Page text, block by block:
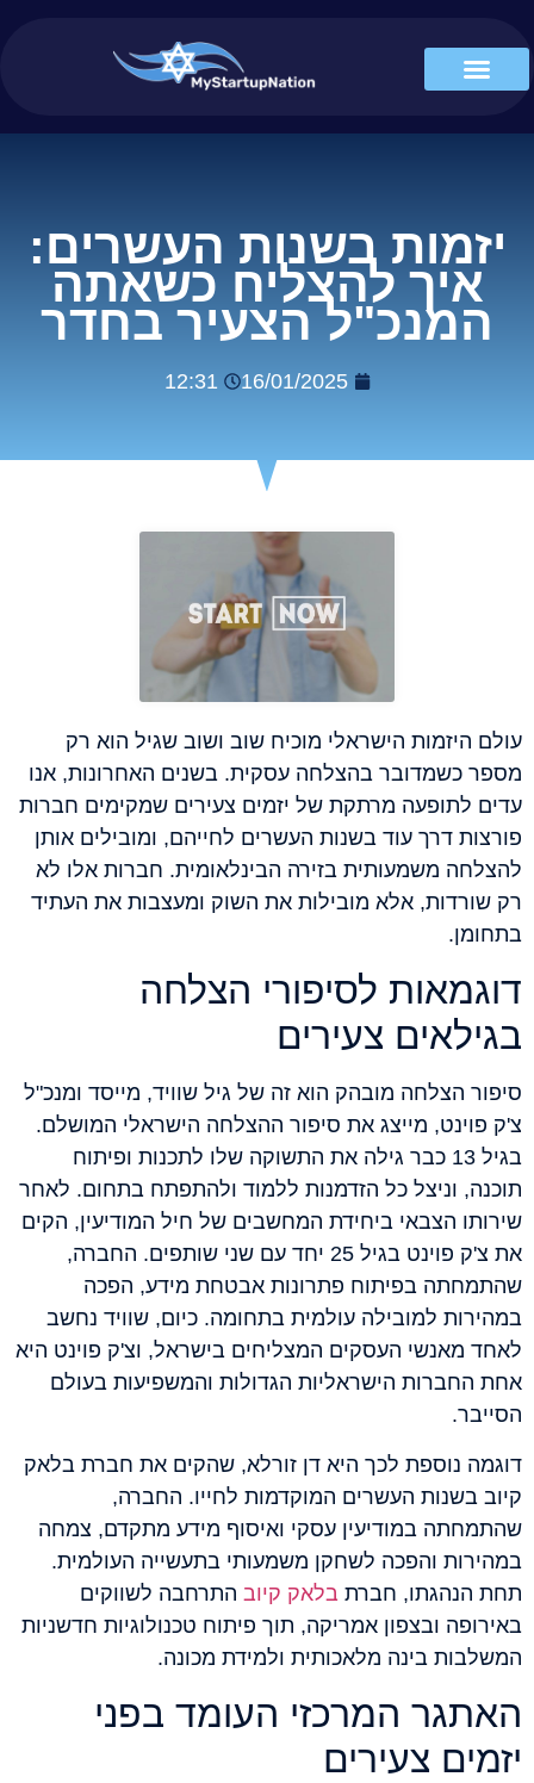
יזמות בשנות העשרים:
איך להצליח כשאתה
המנכ"ל הצעיר בחדר
16/01/2025
12:31
עולם היזמות הישראלי מוכיח שוב ושוב שגיל הוא רק
מספר כשמדובר בהצלחה עסקית. בשנים האחרונות, אנו
עדים לתופעה מרתקת של יזמים צעירים שמקימים חברות
פורצות דרך עוד בשנות העשרים לחייהם, ומובילים אותן
להצלחה משמעותית בזירה הבינלאומית. חברות אלו לא
רק שורדות, אלא מובילות את השוק ומעצבות את העתיד
בתחומן.
דוגמאות לסיפורי הצלחה
בגילאים צעירים
סיפור הצלחה מובהק הוא זה של גיל שוויד, מייסד ומנכ"ל
צ'ק פוינט, מייצג את סיפור ההצלחה הישראלי המושלם.
בגיל 13 כבר גילה את התשוקה שלו לתכנות ופיתוח
תוכנה, וניצל כל הזדמנות ללמוד ולהתפתח בתחום. לאחר
שירותו הצבאי ביחידת המחשבים של חיל המודיעין, הקים
את צ'ק פוינט בגיל 25 יחד עם שני שותפים. החברה,
שהתמחתה בפיתוח פתרונות אבטחת מידע, הפכה
במהירות למובילה עולמית בתחומה. כיום, שוויד נחשב
לאחד מאנשי העסקים המצליחים בישראל, וצ'ק פוינט היא
אחת החברות הישראליות הגדולות והמשפיעות בעולם
הסייבר.
דוגמה נוספת לכך היא דן זורלא, שהקים את חברת בלאק
קיוב בשנות העשרים המוקדמות לחייו. החברה,
שהתמחתה במודיעין עסקי ואיסוף מידע מתקדם, צמחה
במהירות והפכה לשחקן משמעותי בתעשייה העולמית.
תחת הנהגתו, חברת בלאק קיוב התרחבה לשווקים
באירופה ובצפון אמריקה, תוך פיתוח טכנולוגיות חדשניות
המשלבות בינה מלאכותית ולמידת מכונה.
האתגר המרכזי העומד בפני
יזמים צעירים